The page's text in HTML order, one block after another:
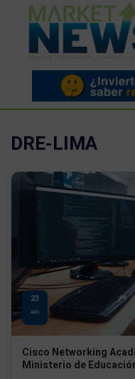
DRE-LIMA
23
AGO
Cisco Networking
Ministerio de